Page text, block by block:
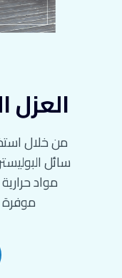
العزل
من خلال
سائل
مواد
موفرة